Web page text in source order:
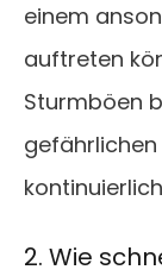
einem
auftreten
Sturmböen
2. Wie